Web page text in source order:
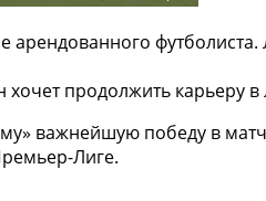
арендованного
продолжить карьеру в
важнейшую победу в
Лиге.